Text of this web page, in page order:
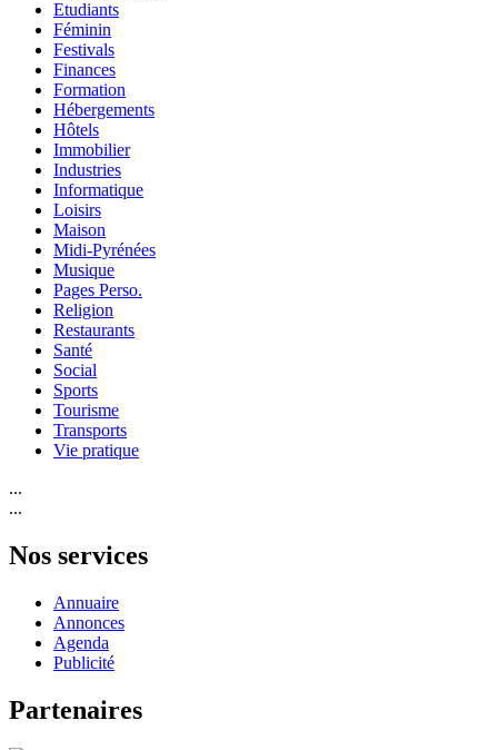
Etudiants
Féminin
Festivals
Finances
Formation
Hébergements
Hôtels
Immobilier
Industries
Informatique
Loisirs
Maison
Midi-Pyrénées
Musique
Pages Perso.
Religion
Restaurants
Santé
Social
Sports
Tourisme
Transports
Vie pratique
...
...
Nos services
Annuaire
Annonces
Agenda
Publicité
Partenaires